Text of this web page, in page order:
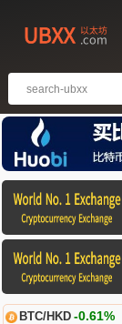
BTC/HKD -0.61%